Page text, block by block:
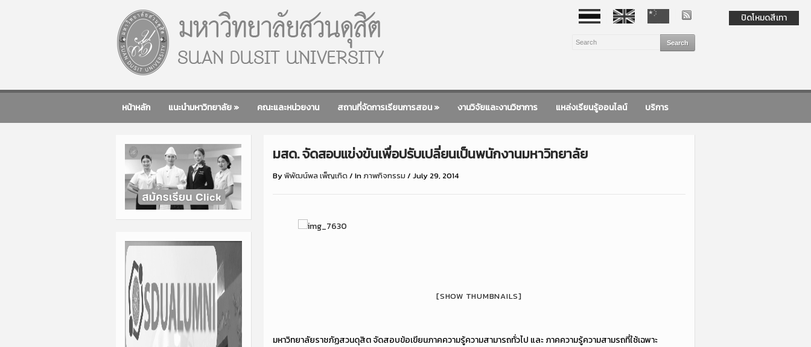
หน้าหลัก แนะนำมหาวิทยาลัย» คณะและหน่วยงาน สถานที่จัดการเรียนการสอน» งานวิจัยและงานวิชาการ แหล่งเรียนรู้ออนไลน์ บริการ
มสด. จัดสอบแข่งขันเพื่อปรับเปลี่ยนเป็นพนักงานมหาวิทยาลัย
Byพิพัฒน์พล เพ็ญเกิด /Inภาพกิจกรรม /July 29, 2014
[SHOW THUMBNAILS]
มหาวิทยาลัยราชภัฏสวนดุสิต จัดสอบข้อเขียนภาคความรู้ความสามารถทั่วไป และ ภาคความรู้ความสามรถที่ใช้เฉพาะ
ปิดโหมดสีเทา